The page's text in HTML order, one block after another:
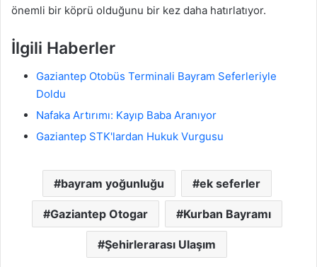
önemli bir köprü olduğunu bir kez daha hatırlatıyor.
İlgili Haberler
Gaziantep Otobüs Terminali Bayram Seferleriyle
Doldu
Nafaka Artırımı: Kayıp Baba Aranıyor
Gaziantep STK'lardan Hukuk Vurgusu
bayram yoğunluğu ek seferler
Gaziantep Otogar Kurban Bayramı
Şehirlerarası Ulaşım